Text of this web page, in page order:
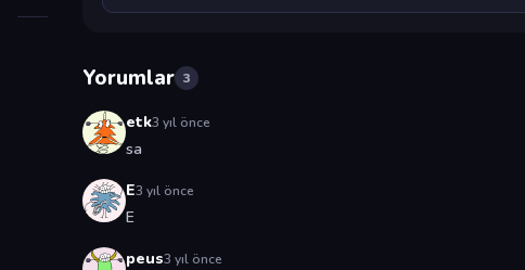
Yorumlar 3
etk3 yıl önce
sa
E3 yıl önce
E
peus3 yıl önce